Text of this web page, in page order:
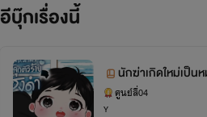
อีบุ๊กเรื่องนี้
นักฆ่าเกิดใหม่เป็น
gaverse)
ศูนย์สี่04
Y